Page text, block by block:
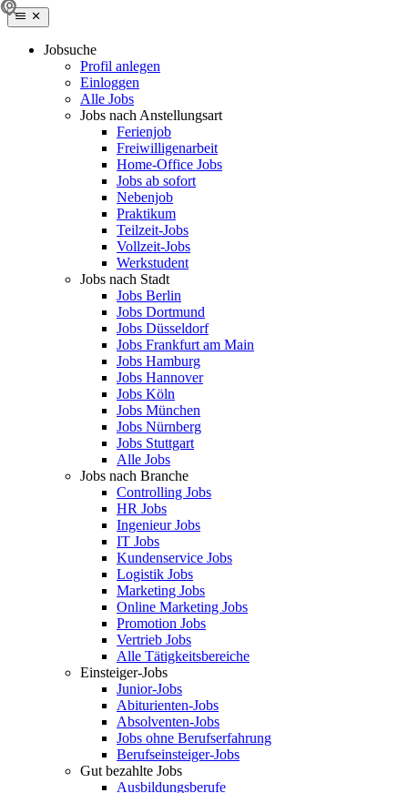
Jobsuche
Profil anlegen
Einloggen
Alle Jobs
Jobs nach Anstellungsart
Ferienjob
Freiwilligenarbeit
Home-Office Jobs
Jobs ab sofort
Nebenjob
Praktikum
Teilzeit-Jobs
Vollzeit-Jobs
Werkstudent
Jobs nach Stadt
Jobs Berlin
Jobs Dortmund
Jobs Düsseldorf
Jobs Frankfurt am Main
Jobs Hamburg
Jobs Hannover
Jobs Köln
Jobs München
Jobs Nürnberg
Jobs Stuttgart
Alle Jobs
Jobs nach Branche
Controlling Jobs
HR Jobs
Ingenieur Jobs
IT Jobs
Kundenservice Jobs
Logistik Jobs
Marketing Jobs
Online Marketing Jobs
Promotion Jobs
Vertrieb Jobs
Alle Tätigkeitsbereiche
Einsteiger-Jobs
Junior-Jobs
Abiturienten-Jobs
Absolventen-Jobs
Jobs ohne Berufserfahrung
Berufseinsteiger-Jobs
Gut bezahlte Jobs
Ausbildungsberufe